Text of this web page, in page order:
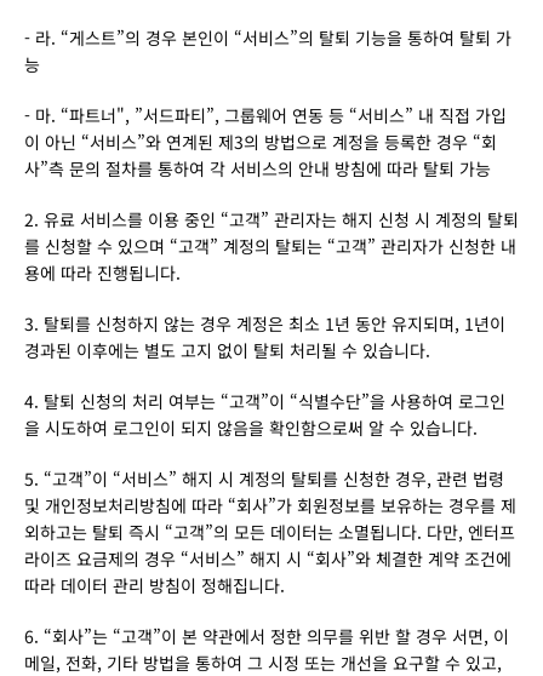
- 라. “게스트”의 경우 본인이 “서비스”의 탈퇴 기능을 통하여 탈퇴 가
능
- 마. “파트너", ”서드파티”, 그룹웨어 연동 등 “서비스” 내 직접 가입
이 아닌 “서비스”와 연계된 제3의 방법으로 계정을 등록한 경우 “회
사”측 문의 절차를 통하여 각 서비스의 안내 방침에 따라 탈퇴 가능
2. 유료 서비스를 이용 중인 “고객” 관리자는 해지 신청 시 계정의 탈퇴
를 신청할 수 있으며 “고객” 계정의 탈퇴는 “고객” 관리자가 신청한 내
용에 따라 진행됩니다.
3. 탈퇴를 신청하지 않는 경우 계정은 최소 1년 동안 유지되며, 1년이
경과된 이후에는 별도 고지 없이 탈퇴 처리될 수 있습니다.
4. 탈퇴 신청의 처리 여부는 “고객”이 “식별수단”을 사용하여 로그인
을 시도하여 로그인이 되지 않음을 확인함으로써 알 수 있습니다.
5. “고객”이 “서비스” 해지 시 계정의 탈퇴를 신청한 경우, 관련 법령
및 개인정보처리방침에 따라 “회사”가 회원정보를 보유하는 경우를 제
외하고는 탈퇴 즉시 “고객”의 모든 데이터는 소멸됩니다. 다만, 엔터프
라이즈 요금제의 경우 “서비스” 해지 시 “회사”와 체결한 계약 조건에
따라 데이터 관리 방침이 정해집니다.
6. “회사”는 “고객”이 본 약관에서 정한 의무를 위반 할 경우 서면, 이
메일, 전화, 기타 방법을 통하여 그 시정 또는 개선을 요구할 수 있고,